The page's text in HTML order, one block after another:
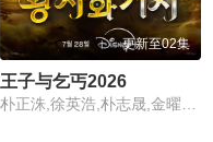
更新至02集
王子与乞丐2026